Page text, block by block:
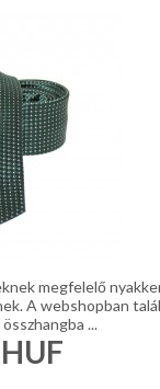
megfelelő
A webshopban
...
HUF